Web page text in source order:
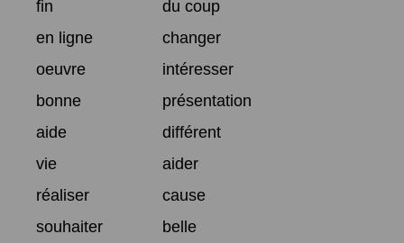
fin
du coup
en ligne
changer
oeuvre
intéresser
bonne
présentation
aide
différent
vie
aider
réaliser
cause
souhaiter
belle